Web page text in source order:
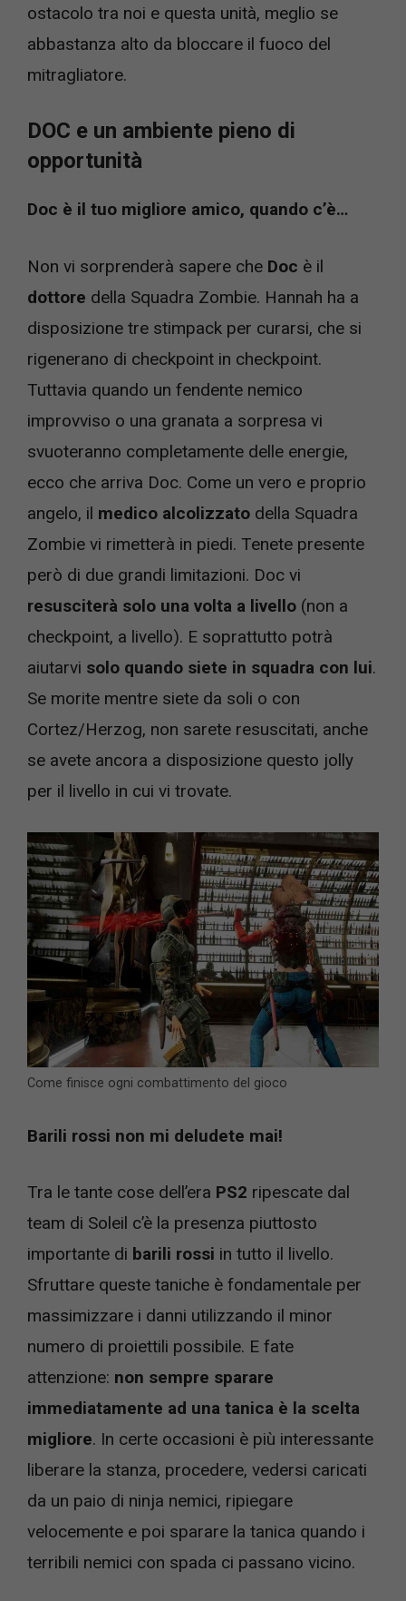
ostacolo tra noi e questa unità, meglio se
abbastanza alto da bloccare il fuoco del
mitragliatore.
DOC e un ambiente pieno di
opportunità
Doc è il tuo migliore amico, quando c’è…
Non vi sorprenderà sapere che Doc è il
dottore della Squadra Zombie. Hannah ha a
disposizione tre stimpack per curarsi, che si
rigenerano di checkpoint in checkpoint.
Tuttavia quando un fendente nemico
improvviso o una granata a sorpresa vi
svuoteranno completamente delle energie,
ecco che arriva Doc. Come un vero e proprio
angelo, il medico alcolizzato della Squadra
Zombie vi rimetterà in piedi. Tenete presente
però di due grandi limitazioni. Doc vi
resusciterà solo una volta a livello (non a
checkpoint, a livello). E soprattutto potrà
aiutarvi solo quando siete in squadra con lui.
Se morite mentre siete da soli o con
Cortez/Herzog, non sarete resuscitati, anche
se avete ancora a disposizione questo jolly
per il livello in cui vi trovate.
Come finisce ogni combattimento del gioco
Barili rossi non mi deludete mai!
Tra le tante cose dell’era PS2 ripescate dal
team di Soleil c’è la presenza piuttosto
importante di barili rossi in tutto il livello.
Sfruttare queste taniche è fondamentale per
massimizzare i danni utilizzando il minor
numero di proiettili possibile. E fate
attenzione: non sempre sparare
immediatamente ad una tanica è la scelta
migliore. In certe occasioni è più interessante
liberare la stanza, procedere, vedersi caricati
da un paio di ninja nemici, ripiegare
velocemente e poi sparare la tanica quando i
terribili nemici con spada ci passano vicino.